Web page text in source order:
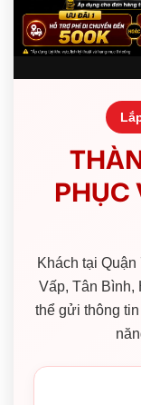
PHỤC
Khách tại
Vấp, Tân Bình,
thể gửi thông